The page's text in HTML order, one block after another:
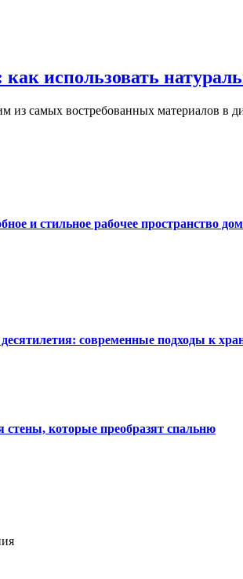
использовать
из самых востребованных материалов в
и стильное рабочее пространство
современные подходы к
стены, которые преобразят спальню